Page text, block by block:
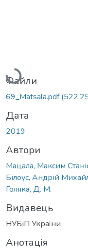
Вантажиться...
Файли
69_Matsala.pdf
Дата
2019
Автори
Мацала, Максим
Білоус, Андрій
Голяка, Д. М.
Видавець
НУБіП України
Анотація